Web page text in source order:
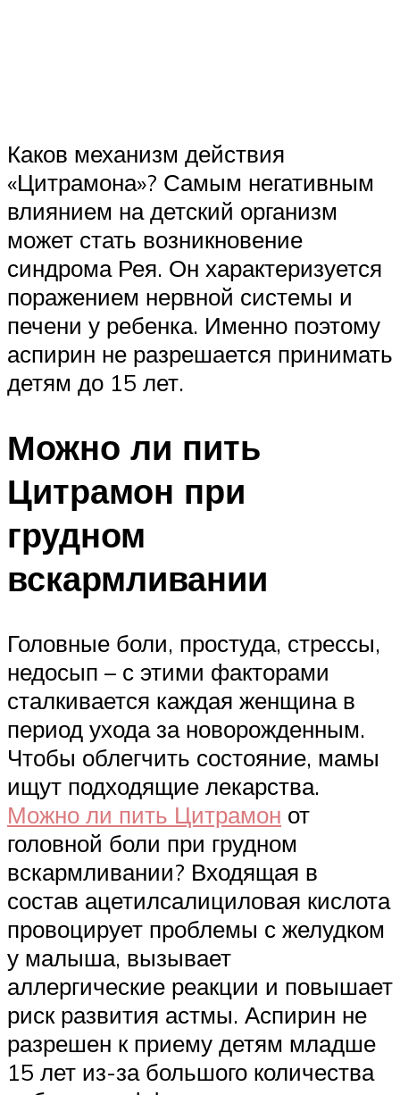
Каков механизм действия
«Цитрамона»? Самым негативным
влиянием на детский организм
может стать возникновение
синдрома Рея. Он характеризуется
поражением нервной системы и
печени у ребенка. Именно поэтому
аспирин не разрешается принимать
детям до 15 лет.
Можно ли пить
Цитрамон при
грудном
вскармливании
Головные боли, простуда, стрессы,
недосып – с этими факторами
сталкивается каждая женщина в
период ухода за новорожденным.
Чтобы облегчить состояние, мамы
ищут подходящие лекарства.
Можно ли пить Цитрамон от
головной боли при грудном
вскармливании? Входящая в
состав ацетилсалициловая кислота
провоцирует проблемы с желудком
у малыша, вызывает
аллергические реакции и повышает
риск развития астмы. Аспирин не
разрешен к приему детям младше
15 лет из-за большого количества